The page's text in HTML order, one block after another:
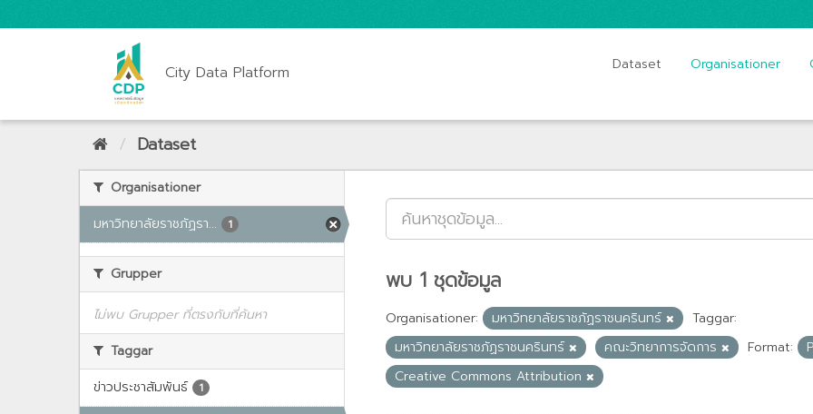
City Data Platform Dataset Organisationer
Dataset
Organisationer
มหาวิทยาลัยราชภัฏรา...
1
Grupper
ไม่พบ Grupper ที่ตรงกับที่ค้นหา
Taggar
ข่าวประชาสัมพันธ์
1
พบ 1 ชุดข้อมูล
Organisationer: มหาวิทยาลัยราชภัฏราชนครินทร์
Taggar:
มหาวิทยาลัยราชภัฏราชนครินทร์
คณะวิทยาการจัดการ Format:
Creative Commons Attribution